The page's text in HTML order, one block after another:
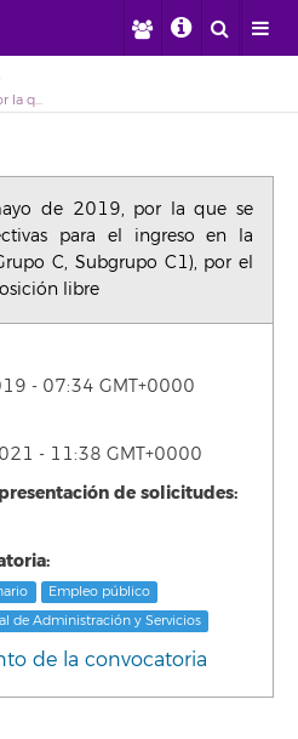
Resolución de 3 de mayo de 2019, por la que se convocan pruebas selectivas para el ingreso en la Escala Administrativa (Grupo C, Subgrupo C1), por el sistema de concurso-oposición libre
de 2019, por la que se
para el ingreso en la
C, Subgrupo C1), por el
libre
- 07:34 GMT+0000
- 11:38 GMT+0000
de solicitudes:
Empleo público
de Administración y Servicios
de la convocatoria